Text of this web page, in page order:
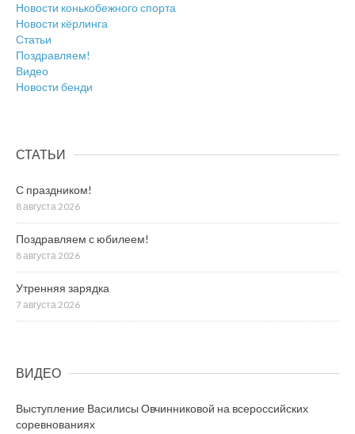
Новости конькобежного спорта
Новости кёрлинга
Статьи
Поздравляем!
Видео
Новости бенди
СТАТЬИ
С праздником!
8 августа 2026
Поздравляем с юбилеем!
8 августа 2026
Утренняя зарядка
7 августа 2026
ВИДЕО
Выступление Василисы Овчинниковой на всероссийских
соревнованиях